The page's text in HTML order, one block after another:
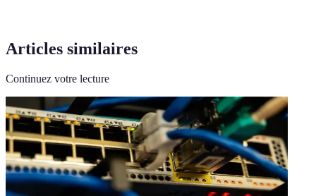
Articles similaires
Continuez votre lecture